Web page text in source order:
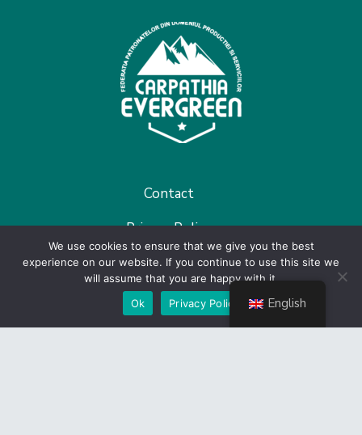
Contact
Privacy Policy
Become a member
English
We use cookies to ensure that we give you the best
experience on our website. If you continue to use this site we
will assume that you are happy with it.
Ok
Privacy Policy